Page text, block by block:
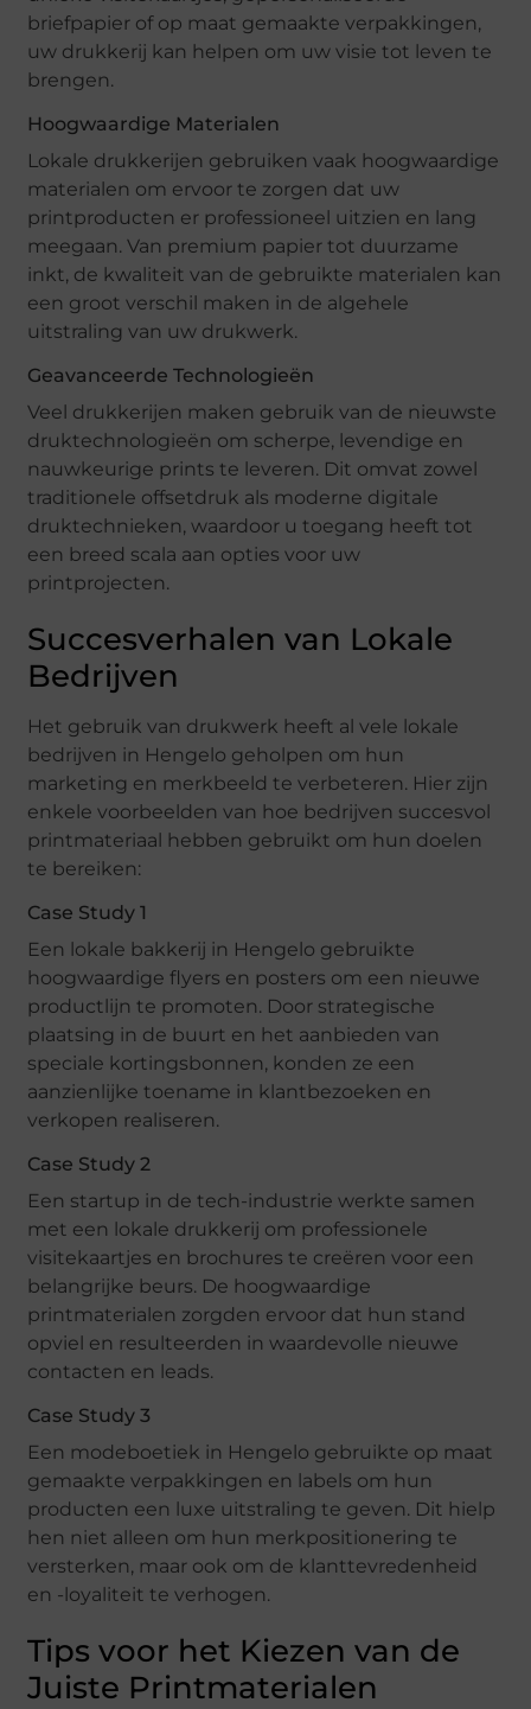
briefpapier of op maat gemaakte verpakkingen,
uw drukkerij kan helpen om uw visie tot leven te
brengen.
Hoogwaardige Materialen
Lokale drukkerijen gebruiken vaak hoogwaardige
materialen om ervoor te zorgen dat uw
printproducten er professioneel uitzien en lang
meegaan. Van premium papier tot duurzame
inkt, de kwaliteit van de gebruikte materialen kan
een groot verschil maken in de algehele
uitstraling van uw drukwerk.
Geavanceerde Technologieën
Veel drukkerijen maken gebruik van de nieuwste
druktechnologieën om scherpe, levendige en
nauwkeurige prints te leveren. Dit omvat zowel
traditionele offsetdruk als moderne digitale
druktechnieken, waardoor u toegang heeft tot
een breed scala aan opties voor uw
printprojecten.
Succesverhalen van Lokale
Bedrijven
Het gebruik van drukwerk heeft al vele lokale
bedrijven in Hengelo geholpen om hun
marketing en merkbeeld te verbeteren. Hier zijn
enkele voorbeelden van hoe bedrijven succesvol
printmateriaal hebben gebruikt om hun doelen
te bereiken:
Case Study 1
Een lokale bakkerij in Hengelo gebruikte
hoogwaardige flyers en posters om een nieuwe
productlijn te promoten. Door strategische
plaatsing in de buurt en het aanbieden van
speciale kortingsbonnen, konden ze een
aanzienlijke toename in klantbezoeken en
verkopen realiseren.
Case Study 2
Een startup in de tech-industrie werkte samen
met een lokale drukkerij om professionele
visitekaartjes en brochures te creëren voor een
belangrijke beurs. De hoogwaardige
printmaterialen zorgden ervoor dat hun stand
opviel en resulteerden in waardevolle nieuwe
contacten en leads.
Case Study 3
Een modeboetiek in Hengelo gebruikte op maat
gemaakte verpakkingen en labels om hun
producten een luxe uitstraling te geven. Dit hielp
hen niet alleen om hun merkpositionering te
versterken, maar ook om de klanttevredenheid
en -loyaliteit te verhogen.
Tips voor het Kiezen van de
Juiste Printmaterialen